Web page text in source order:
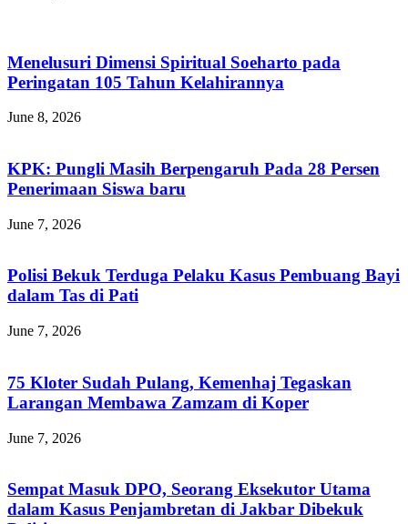
Menelusuri Dimensi Spiritual Soeharto pada
Peringatan 105 Tahun Kelahirannya
June 8, 2026
KPK: Pungli Masih Berpengaruh Pada 28 Persen
Penerimaan Siswa baru
June 7, 2026
Polisi Bekuk Terduga Pelaku Kasus Pembuang Bayi
dalam Tas di Pati
June 7, 2026
75 Kloter Sudah Pulang, Kemenhaj Tegaskan
Larangan Membawa Zamzam di Koper
June 7, 2026
Sempat Masuk DPO, Seorang Eksekutor Utama
dalam Kasus Penjambretan di Jakbar Dibekuk